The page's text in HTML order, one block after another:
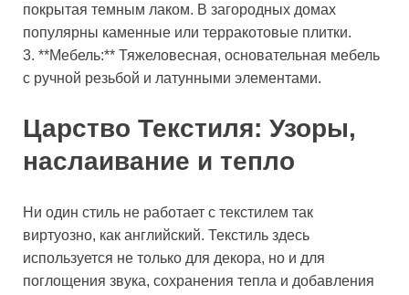
покрытая темным лаком. В загородных домах
популярны каменные или терракотовые плитки.
3. **Мебель:** Тяжеловесная, основательная мебель
с ручной резьбой и латунными элементами.
Царство Текстиля: Узоры,
наслаивание и тепло
Ни один стиль не работает с текстилем так
виртуозно, как английский. Текстиль здесь
используется не только для декора, но и для
поглощения звука, сохранения тепла и добавления